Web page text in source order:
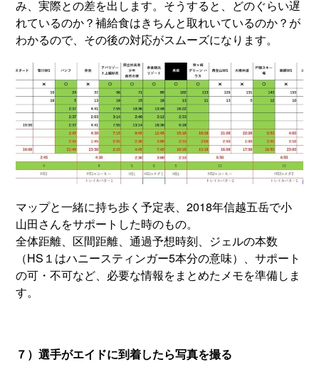
み、実際との差を出します。そうすると、どのぐらい遅
れているのか？補給食はきちんと取れいているのか？が
わかるので、その後の対応がスムーズになります。
マップと一緒に持ち歩く予定表、2018年信越五岳で小
山田さんをサポートした時のもの。
全体距離、区間距離、通過予想時刻、ジェルの本数
（HS１はハニースティンガー5本分の意味）、サポート
の可・不可など、必要な情報をまとめたメモを準備しま
す。
７）選手がエイドに到着したら写真を撮る